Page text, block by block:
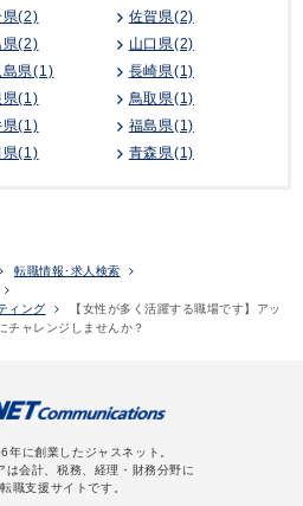
県(2)
佐賀県(2)
県(2)
山口県(2)
島県(1)
長崎県(1)
県(1)
鳥取県(1)
県(1)
福島県(1)
県(1) 青森県(1)
転職情報･求人検索
ィング
【女性が多く活躍する職場です】アッ
チャレンジしませんか？
年に創業したジャスネット。
は会計、税務、経理・財務分野に
職支援サイトです。